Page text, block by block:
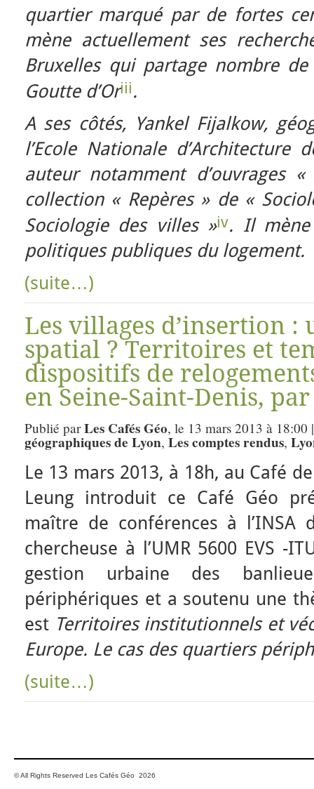
quartier marqué par de fortes
mène actuellement ses
Bruxelles qui partage nombre
Goutte d’Oriii.
A ses côtés, Yankel Fijalkow,
l’Ecole Nationale d’Architecture
auteur notamment d’ouvrages
collection « Repères » de «
Sociologie des villes »iv. Il mène
politiques publiques du logement.
(suite…)
Les villages d’insertion :
spatial ? Territoires et
dispositifs de
en Seine-Saint-Denis,
Publié parLes Cafés Géo, le 13 mars 2013 à
géographiques de Lyon, Les comptes rendus,
Le 13 mars 2013, à 18h, au Café
Leung introduit ce Café Géo
maître de conférences à l’INSA
chercheuse à l’UMR 5600 EVS -
gestion urbaine des
périphériques et a soutenu une
est Territoires institutionnels et
Europe. Le cas des quartiers
(suite…)
© All Rights Reserved Les Cafés Géo 2026